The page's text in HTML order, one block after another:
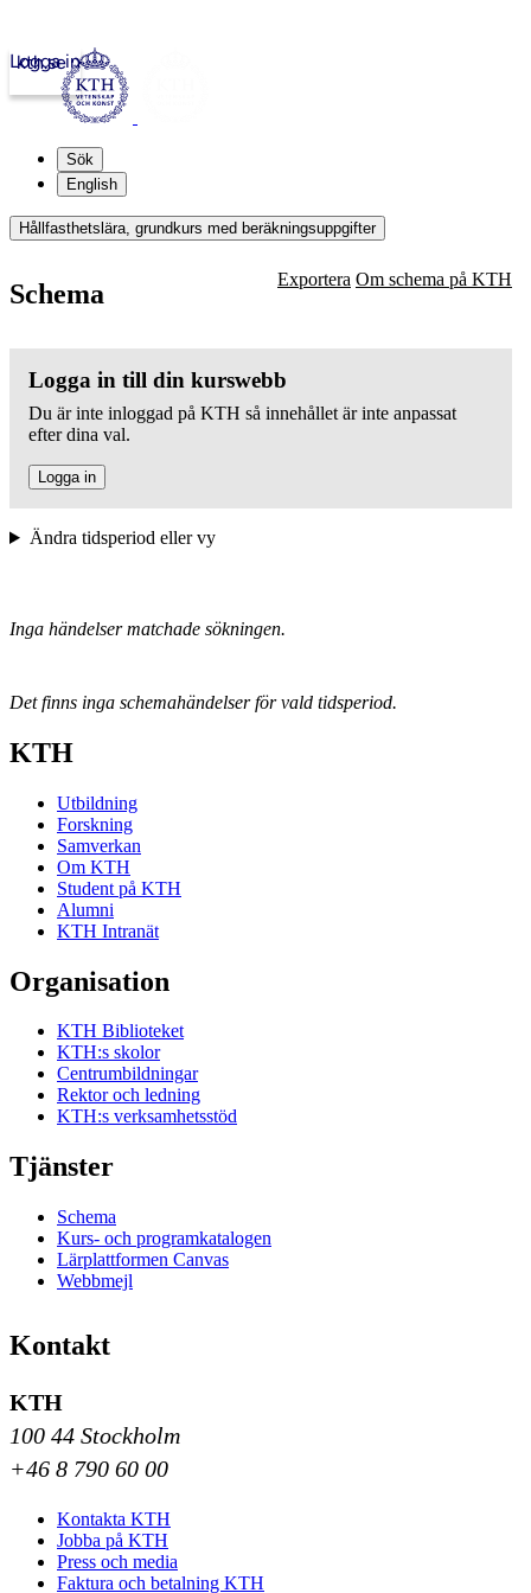
kth.se
Logga in
Sök
English
Hållfasthetslära, grundkurs med beräkningsuppgifter
Schema Exportera Om schema på KTH
Logga in till din kurswebb
Du är inte inloggad på KTH så innehållet är inte anpassat
efter dina val.
Logga in
Ändra tidsperiod eller vy
Inga händelser matchade sökningen.
Det finns inga schemahändelser för vald tidsperiod.
KTH
Utbildning
Forskning
Samverkan
Om KTH
Student på KTH
Alumni
KTH Intranät
Organisation
KTH Biblioteket
KTH:s skolor
Centrumbildningar
Rektor och ledning
KTH:s verksamhetsstöd
Tjänster
Schema
Kurs- och programkatalogen
Lärplattformen Canvas
Webbmejl
Kontakt
KTH
100 44 Stockholm
+46 8 790 60 00
Kontakta KTH
Jobba på KTH
Press och media
Faktura och betalning KTH